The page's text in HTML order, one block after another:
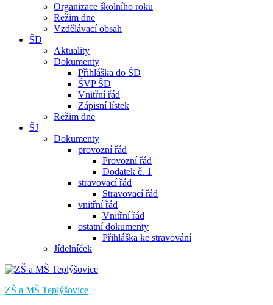
Organizace školního roku
Režim dne
Vzdělávací obsah
ŠD
Aktuality
Dokumenty
Přihláška do ŠD
ŠVP ŠD
Vnitřní řád
Zápisní lístek
Režim dne
ŠJ
Dokumenty
provozní řád
Provozní řád
Dodatek č. 1
stravovací řád
Stravovací řád
vnitřní řád
Vnitřní řád
ostatní dokumenty
Přihláška ke stravování
Jídelníček
ZŠ a MŠ Teplýšovice